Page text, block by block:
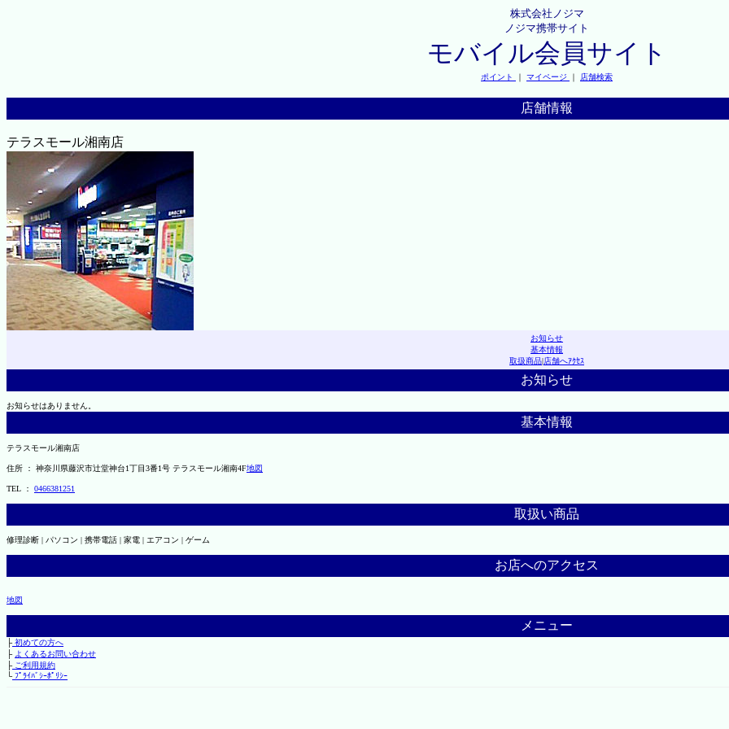
株式会社ノジマ
ノジマ携帯サイト
モバイル会員サイト
ポイント ｜ マイページ ｜ 店舗検索
店舗情報
テラスモール湘南店
お知らせ
基本情報
取扱商品|店舗へｱｸｾｽ
お知らせ
お知らせはありません。
基本情報
テラスモール湘南店
住所 ： 神奈川県藤沢市辻堂神台1丁目3番1号 テラスモール湘南4F地図
TEL ： 0466381251
取扱い商品
修理診断 | パソコン | 携帯電話 | 家電 | エアコン | ゲーム
お店へのアクセス
地図
メニュー
├初めての方へ
├ よくあるお問い合わせ
├ご利用規約
└ﾌﾟﾗｲﾊﾞｼｰﾎﾟﾘｼｰ